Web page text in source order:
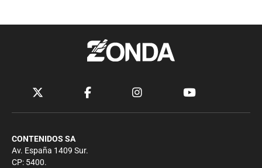
CONTENIDOS SA
Av. España 1409 Sur.
CP: 5400.